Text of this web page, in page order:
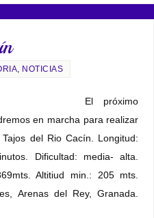
NOTICIAS
El próximo
en marcha para realizar
del Rio Cacín. Longitud:
Dificultad: media- alta.
Altitiud min.: 205 mts.
Arenas del Rey, Granada.